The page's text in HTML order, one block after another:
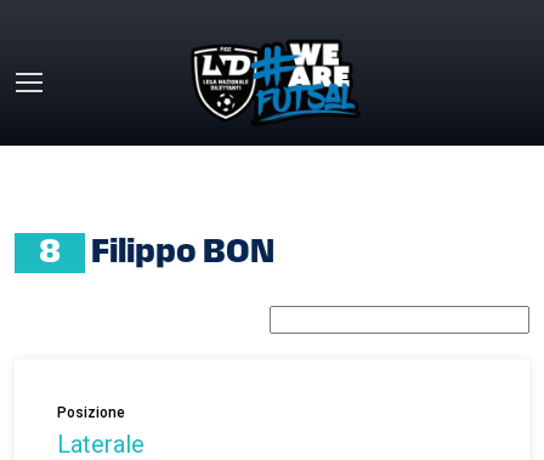
8 Filippo BON
Posizione
Laterale